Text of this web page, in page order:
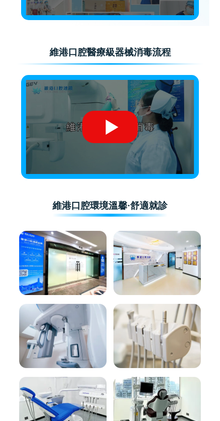
維港口腔醫療級器械消毒流程
維港口腔環境溫馨·舒適就診